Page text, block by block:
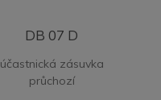
DB 07 D
účastnická zásuvka
průchozí